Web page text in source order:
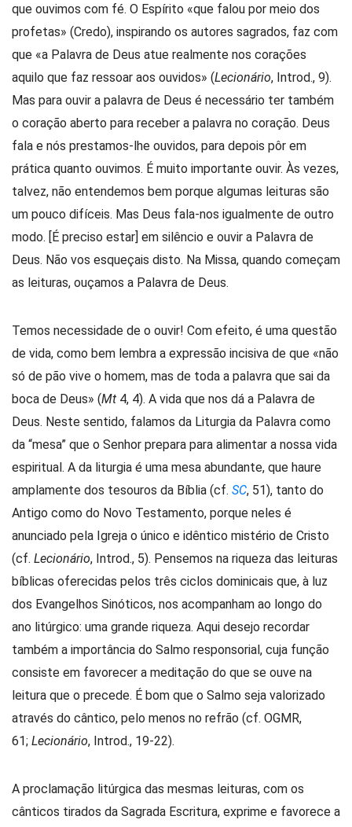
que ouvimos com fé. O Espírito «que falou por meio dos
profetas» (Credo), inspirando os autores sagrados, faz com
que «a Palavra de Deus atue realmente nos corações
aquilo que faz ressoar aos ouvidos» (Lecionário, Introd., 9).
Mas para ouvir a palavra de Deus é necessário ter também
o coração aberto para receber a palavra no coração. Deus
fala e nós prestamos-lhe ouvidos, para depois pôr em
prática quanto ouvimos. É muito importante ouvir. Às vezes,
talvez, não entendemos bem porque algumas leituras são
um pouco difíceis. Mas Deus fala-nos igualmente de outro
modo. [É preciso estar] em silêncio e ouvir a Palavra de
Deus. Não vos esqueçais disto. Na Missa, quando começam
as leituras, ouçamos a Palavra de Deus.
Temos necessidade de o ouvir! Com efeito, é uma questão
de vida, como bem lembra a expressão incisiva de que «não
só de pão vive o homem, mas de toda a palavra que sai da
boca de Deus» (Mt 4, 4). A vida que nos dá a Palavra de
Deus. Neste sentido, falamos da Liturgia da Palavra como
da “mesa” que o Senhor prepara para alimentar a nossa vida
espiritual. A da liturgia é uma mesa abundante, que haure
amplamente dos tesouros da Bíblia (cf. SC, 51), tanto do
Antigo como do Novo Testamento, porque neles é
anunciado pela Igreja o único e idêntico mistério de Cristo
(cf. Lecionário, Introd., 5). Pensemos na riqueza das leituras
bíblicas oferecidas pelos três ciclos dominicais que, à luz
dos Evangelhos Sinóticos, nos acompanham ao longo do
ano litúrgico: uma grande riqueza. Aqui desejo recordar
também a importância do Salmo responsorial, cuja função
consiste em favorecer a meditação do que se ouve na
leitura que o precede. É bom que o Salmo seja valorizado
através do cântico, pelo menos no refrão (cf. OGMR,
61; Lecionário, Introd., 19-22).
A proclamação litúrgica das mesmas leituras, com os
cânticos tirados da Sagrada Escritura, exprime e favorece a